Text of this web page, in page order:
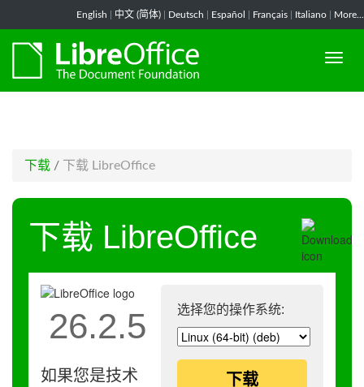
English 中文 (简体) Deutsch Español Français Italiano More...
下载 / 下载 LibreOffice
下载 LibreOffice
选择您的操作系统:
下载
26.2.5
如果您是技术